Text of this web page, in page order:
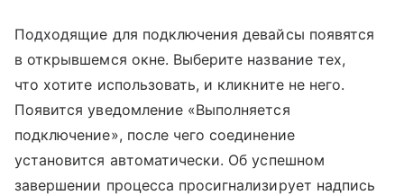
Подходящие для подключения девайсы появятся
в открывшемся окне. Выберите название тех,
что хотите использовать, и кликните не него.
Появится уведомление «Выполняется
подключение», после чего соединение
установится автоматически. Об успешном
завершении процесса просигнализирует надпись